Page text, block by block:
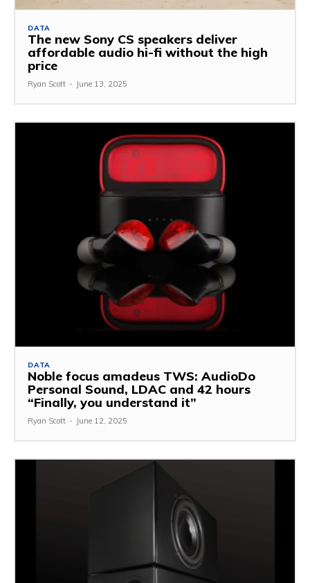
DATA
The new Sony CS speakers deliver
affordable audio hi-fi without the high
price
Ryan Scott - June 13, 2025
DATA
Noble focus amadeus TWS: AudioDo
Personal Sound, LDAC and 42 hours
“Finally, you understand it”
Ryan Scott - June 12, 2025